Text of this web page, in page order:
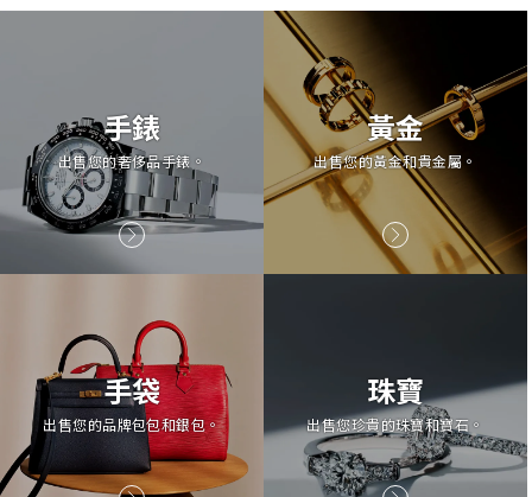
手錶
出售您的奢侈品手錶。
黃金
出售您的黃金和貴金屬。
手袋
出售您的品牌包包和銀包。
珠寶
出售您珍貴的珠寶和寶石。